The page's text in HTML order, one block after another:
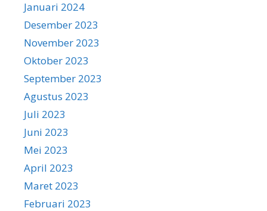
Januari 2024
Desember 2023
November 2023
Oktober 2023
September 2023
Agustus 2023
Juli 2023
Juni 2023
Mei 2023
April 2023
Maret 2023
Februari 2023